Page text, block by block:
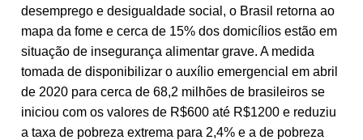
desemprego e desigualdade social, o Brasil retorna ao
mapa da fome e cerca de 15% dos domicílios estão em
situação de insegurança alimentar grave. A medida
tomada de disponibilizar o auxílio emergencial em abril
de 2020 para cerca de 68,2 milhões de brasileiros se
iniciou com os valores de R$600 até R$1200 e reduziu
a taxa de pobreza extrema para 2,4% e a de pobreza